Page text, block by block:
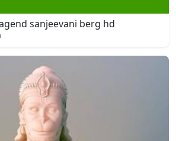
sanjeevani berg hd